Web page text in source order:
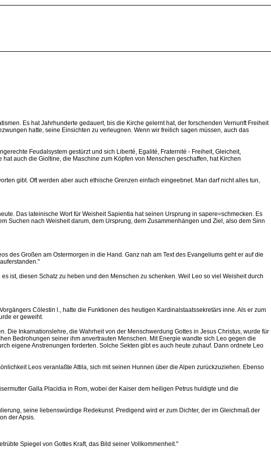
Es hat Jahrhunderte gedauert, bis die Kirche gelernt hat, der forschenden Vernunft Freiheit
hatte, seine Einsichten zu verleugnen. Wenn wir freilich sagen müssen, auch das
Feudalsystem gestürzt und sich Liberté, Egalité, Fraternité - Freiheit, Gleicheit,
auch die Gioltine, die Maschine zum Köpfen von Menschen geschaffen, hat Kirchen
gibt. Oft werden aber auch ethische Grenzen einfach eingeebnet. Man darf nicht alles tun,
Das lateinische Wort für Weisheit Sapientia hat seinen Ursprung in sapere=schmecken. Es
Suchen nach Weisheit darum, dem Ursprung, dem Zusammenhängen und Ziel, also dem Sinn
des Großen am Ostermorgen in die Hand. Ganz nah am Text des Evangeliums geht er auf die
ist, diesen Schatz zu heben und den Menschen zu schenken. Weil Leo so viel Weisheit durch
Cölestin l., hatte die Funktionen des heutigen Kardinalstaatssekretärs inne. Als er zum
er geweiht.
Die Inkarnationslehre, die Wahrheit von der Menschwerdung Gottes in Jesus Christus, wurde für
Bedrohungen seiner ihm anvertrauten Menschen. Mit Energie wandte sich Leo gegen die
eigene Anstrenungen forderten. Solche Sekten gibt es auch heute zuhauf. Dann ordnete Leo
Leos veranlaßte Attila, sich mit seinen Hunnen über die Alpen zurückzuziehen. Ebenso
Galla Placidia in Rom, wobei der Kaiser dem heiligen Petrus huldigte und die
seine liebenswürdige Redekunst. Predigend wird er zum Dichter, der im Gleichmaß der
der Apsis.
Spiegel von Gottes Kraft, das Bild seiner Vollkommenheit."